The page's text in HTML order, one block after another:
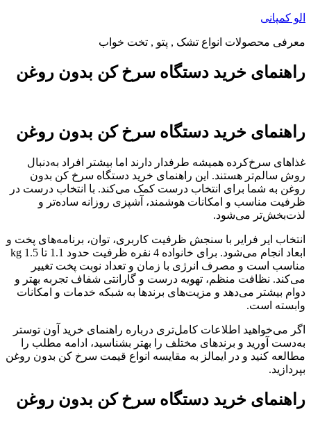
پرش
محتوا
الو کمپانی
معرفی محصولات انواع تشک , پتو , تخت خواب
راهنمای خرید دستگاه سرخ کن بدون روغن
راهنمای خرید دستگاه سرخ کن بدون روغن
غذاهای سرخ‌کرده همیشه طرفدار دارند اما بیشتر افراد به‌دنبال
روش سالم‌تر هستند. این راهنمای خرید دستگاه سرخ کن بدون
روغن به شما برای انتخاب درست کمک می‌کند. با انتخاب درست در
ظرفیت مناسب و امکانات هوشمند، آشپزی روزانه ساده‌تر و
لذت‌بخش‌تر می‌شود.
انتخاب ایر فرایر با سنجش ظرفیت کاربری، توان، برنامه‌های پخت و
ابعاد انجام می‌شود. برای خانواده 4 نفره ظرفیت حدود 1.1 تا 1.5 kg
مناسب است و مصرف انرژی با زمان و تعداد نوبت پخت تغییر
می‌کند. نظافت منظم، تهویه درست و گارانتی شفاف تجربه بهتر و
دوام بیشتر می‌دهد و مزیت‌های برندها به شبکه خدمات و امکانات
وابسته است.
اگر می‌خواهید اطلاعات کامل‌تری درباره راهنمای خرید آون توستر
به‌دست آورید و برندهای مختلف را بهتر بشناسید، ادامه مطلب را
مطالعه کنید و در ایمالز به مقایسه انواع قیمت سرخ کن بدون روغن
بپردازید.
راهنمای خرید دستگاه سرخ کن بدون روغن